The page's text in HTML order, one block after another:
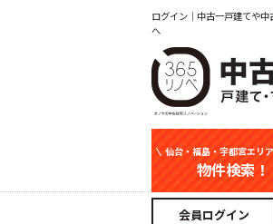
ログイン｜中古一戸建てや
へ
仙台・福島・宇都宮エリ
物件検索！
中古一戸建て
マンション
新築一戸建て
土地
事業用
会員ログイン